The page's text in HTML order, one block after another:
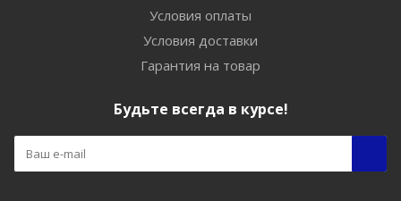
Условия оплаты
Условия доставки
Гарантия на товар
Будьте всегда в курсе!